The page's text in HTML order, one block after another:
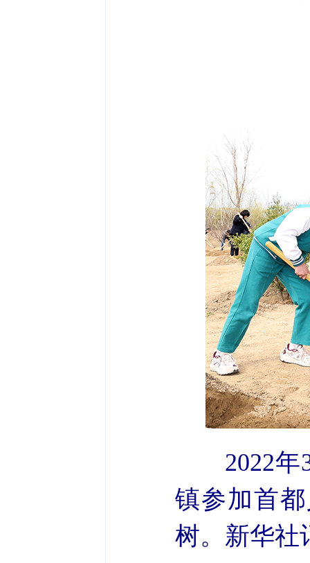
2022
镇参加首
树。新华社